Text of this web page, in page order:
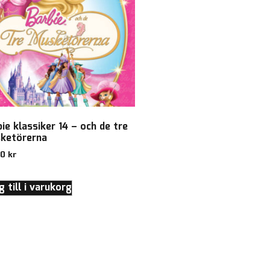
klassiker 14 – och de tre
kr
till i varukorg